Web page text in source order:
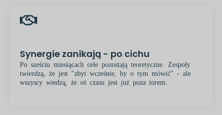
Synergie zanikają - po cichu
Po sześciu miesiącach cele pozostają teoretyczne. Zespoły
twierdzą, że jest "zbyt wcześnie, by o tym mówić" - ale
wszyscy wiedzą, że oś czasu jest już poza torem.